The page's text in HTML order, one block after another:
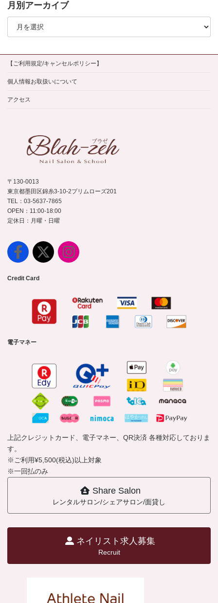
月別アーカイブ
月
イ
ブ
【ご利用規定/キャンセルポリシー】
個人情報お取扱いについて
アクセス
〒130-0013
東京都墨田区錦糸3-10-2プリムローズ201
TEL：03-5637-7865
OPEN：11:00-18:00
定休日：月曜・日曜
Credit Card
電子マネー
上記クレジットカード、電子マネー、QR決済 各種対応しておりま
す。
※ご利用¥5,500(税込)以上対象
※一回払のみ
Share Salon
レンタルサロン/シェアサロン/面貸し
ネイリスト求人募集
Recruit